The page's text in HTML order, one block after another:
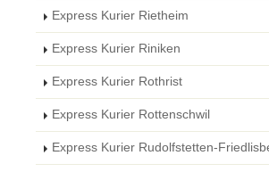
Express Kurier Rietheim
Express Kurier Riniken
Express Kurier Rothrist
Express Kurier Rottenschwil
Express Kurier Rudolfstetten-